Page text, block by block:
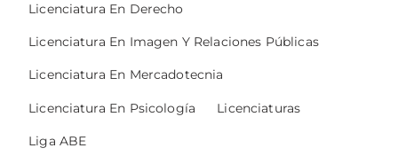
Licenciatura En Derecho
Licenciatura En Imagen Y Relaciones Públicas
Licenciatura En Mercadotecnia
Licenciatura En Psicología Licenciaturas
Liga ABE